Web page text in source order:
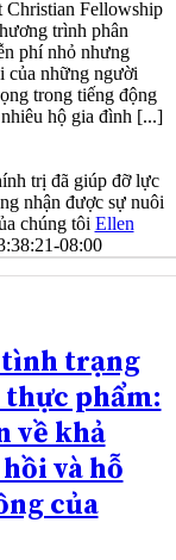
Fellowship
trình phân
phí nhỏ nhưng
của những người
trong tiếng động
hộ gia đình [...]
trị đã giúp đỡ lực
nhận được sự nuôi
chúng tôi Ellen
08:00
trạng
phẩm:
về khả
và hỗ
của